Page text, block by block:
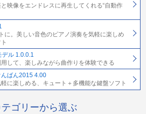
映像をエンドレスに再生してくれる“自動作
に。美しい音色のピアノ演奏を気軽に楽しめ
デル 1.0.0.1
して、楽しみながら曲作りを体験できる
ばん2015 4.00
に楽しめる、キュート＋多機能な鍵盤ソフト
テゴリーから選ぶ